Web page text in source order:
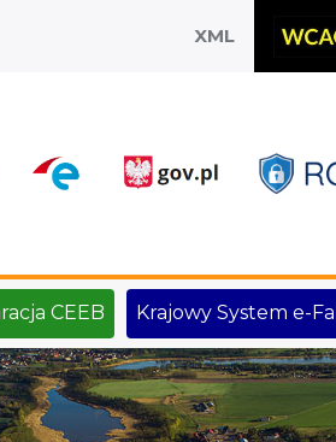
XML
CEEB Krajowy System e-